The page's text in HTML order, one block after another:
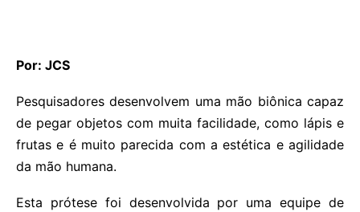
Por: JCS
Pesquisadores desenvolvem uma mão biônica capaz
de pegar objetos com muita facilidade, como lápis e
frutas e é muito parecida com a estética e agilidade
da mão humana.
Esta prótese foi desenvolvida por uma equipe de